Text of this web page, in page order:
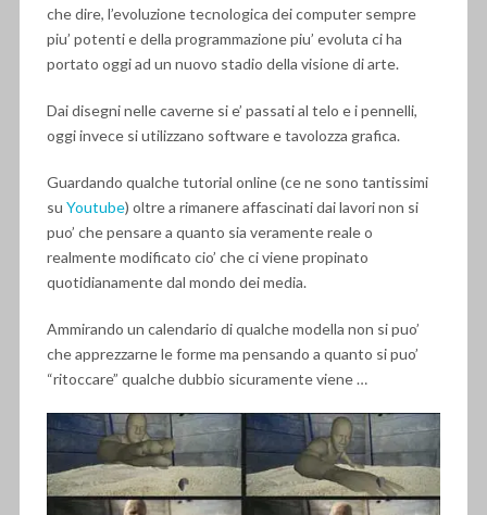
che dire, l’evoluzione tecnologica dei computer sempre
piu’ potenti e della programmazione piu’ evoluta ci ha
portato oggi ad un nuovo stadio della visione di arte.
Dai disegni nelle caverne si e’ passati al telo e i pennelli,
oggi invece si utilizzano software e tavolozza grafica.
Guardando qualche tutorial online (ce ne sono tantissimi
su Youtube) oltre a rimanere affascinati dai lavori non si
puo’ che pensare a quanto sia veramente reale o
realmente modificato cio’ che ci viene propinato
quotidianamente dal mondo dei media.
Ammirando un calendario di qualche modella non si puo’
che apprezzarne le forme ma pensando a quanto si puo’
“ritoccare” qualche dubbio sicuramente viene …